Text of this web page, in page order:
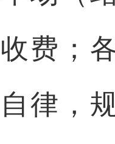
收费；
自律，